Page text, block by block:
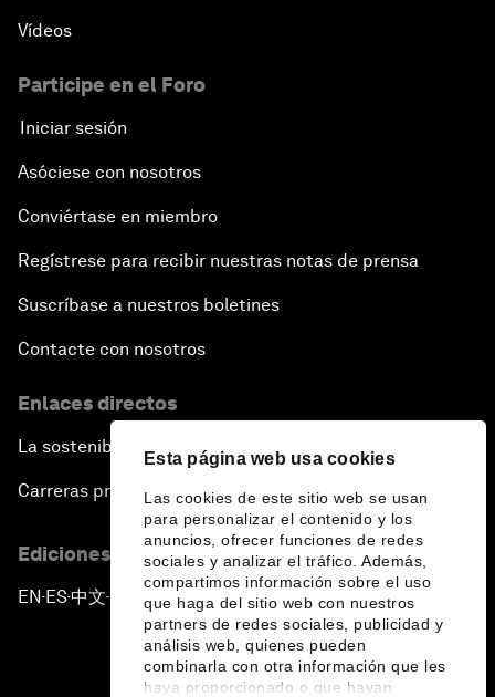
Esta página web usa cookies
Las cookies de este sitio web se usan
para personalizar el contenido y los
anuncios, ofrecer funciones de redes
sociales y analizar el tráfico. Además,
compartimos información sobre el uso
que haga del sitio web con nuestros
partners de redes sociales, publicidad y
análisis web, quienes pueden
combinarla con otra información que les
haya proporcionado o que hayan
Vídeos
Participe en el Foro
Iniciar sesión
Asóciese con nosotros
Conviértase en miembro
Regístrese para recibir nuestras notas de prensa
Suscríbase a nuestros boletines
Contacte con nosotros
Enlaces directos
La sostenibilidad en el Foro
Carreras profesionales
Ediciones en otros idiomas
EN ▪ES▪中文▪ 日本語